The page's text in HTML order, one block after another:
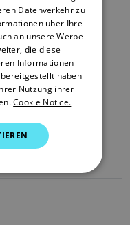
FRENCH
DANISH
ITALIAN
SWEDISH
GERMAN
DUTCH
SPANISH
Datenverkehr zu
über Ihre
an unsere Werbe-
die diese
Informationen
haben
Nutzung ihrer
Cookie Notice.